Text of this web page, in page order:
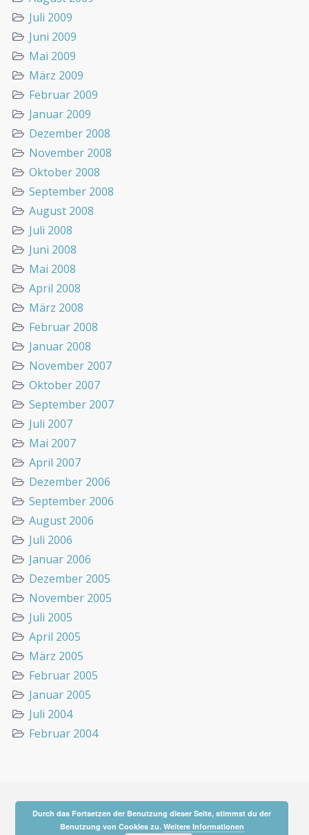
Juli 2009
Juni 2009
Mai 2009
März 2009
Februar 2009
Januar 2009
Dezember 2008
November 2008
Oktober 2008
September 2008
August 2008
Juli 2008
Juni 2008
Mai 2008
April 2008
März 2008
Februar 2008
Januar 2008
November 2007
Oktober 2007
September 2007
Juli 2007
Mai 2007
April 2007
Dezember 2006
September 2006
August 2006
Juli 2006
Januar 2006
Dezember 2005
November 2005
Juli 2005
April 2005
März 2005
Februar 2005
Januar 2005
Juli 2004
Februar 2004
Durch das Fortsetzen der Benutzung dieser Seite, stimmst du der
Benutzung von Cookies zu. Weitere Informationen